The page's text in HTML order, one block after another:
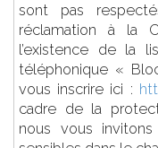
sont pas
réclamation à la
l’existence de la
téléphonique «
vous inscrire ici :
cadre de la
nous vous